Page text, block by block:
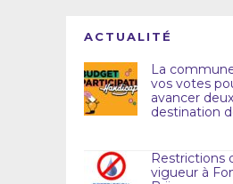
ACTUALITÉ
La
vos votes
avancer
destination
Restrictions
vigueur à